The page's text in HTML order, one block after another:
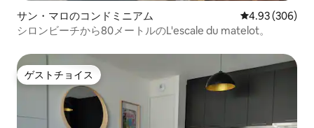
サン・マロのコンドミニアム レビュー306
4.93 (306)
シロンビーチから80メートルのL'escale du matelot。
ゲストチョイス
ゲストチョイス